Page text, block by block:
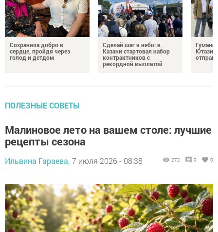
Сохранила добро в
сердце, пройдя через
голод и детдом
Сделай шаг в небо: в
Казани стартовал набор
контрактников с
рекордной выплатой
ПОЛЕЗНЫЕ СОВЕТЫ
Малиновое лето на вашем столе: лучшие
рецепты сезона
Ильвина Гараева, 7 июля 2026 - 08:38 272 0 0